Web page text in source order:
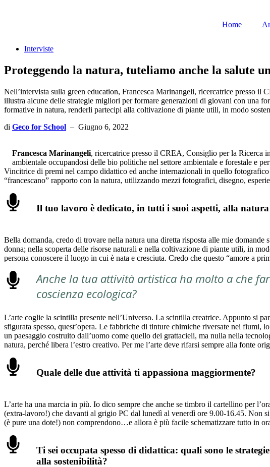
Home
Interviste
Proteggendo la natura, tuteliamo anche la salute
Nell’intervista sulla green education, Francesca Marinangeli, ricercatrice presso
illustra alcune delle strategie migliori per formare generazioni di giovani con una
formative in natura, renderli partecipi alla coltivazione di piante utili, in modo
di Geco for School – Giugno 6, 2022
Francesca Marinangeli, ricercatrice presso il CREA, Consiglio per la Ricerca
ambientale occupandosi delle bio politiche nel settore ambientale e forestale e
Vincitrice di premi nel campo didattico ed anche internazionali in quello
“francescano” rapporto con la natura, utilizzando mezzi fotografici, disegno,
Il tuo lavoro è dedicato, in tutti i suoi aspetti, alla natura
Bella domanda, credo di trovare nella natura una diretta risposta alle mie
donna; nella scoperta delle risorse naturali e nella coltivazione di piante utili, in
persona conoscere il luogo in cui è nata e cresciuta. Credo che questo “amore a
Anche la tua attività artistica ha molto a che
coscienza ecologica?
L’arte coglie la scintilla presente nell’Universo. La scintilla creatrice. Appunto si
sfigurata spesso, quest’opera. Le fabbriche di tinture chimiche riversate nei fiumi,
un paesaggio costruito dall’uomo come quello dei grattacieli, ma nulla nella
natura, perché libera l’estro creativo. Per me l’arte deve rifarsi sempre alla fonte
Quale delle due attività ti appassiona maggiormente?
L’arte ha una marcia in più. Io dico sempre che anche se timbro il cartellino per
(extra-lavoro!) che davanti al grigio PC dal lunedì al venerdì ore 9.00-16.45. Non
(è pure una dote!) non comprendono…e allora è più facile schematizzare tutto in
Ti sei occupata spesso di didattica: quali sono le
alla sostenibilità?